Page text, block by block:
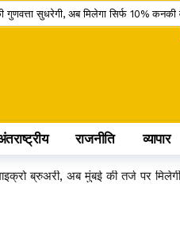
सुधरेगी, अब मिलेगा सिर्फ 10% कनकी
कोर्ट का फैसला, टेंडर को चुनौती देने वाली
PNG में बायोगैस ब्लेंडिंग को कैबिनेट की हरी
में पास विधेयक के प्रमुख प्रावधान जानिए
राजनीति व्यापार
ब्रुअरी, अब मुंबई की तर्ज पर